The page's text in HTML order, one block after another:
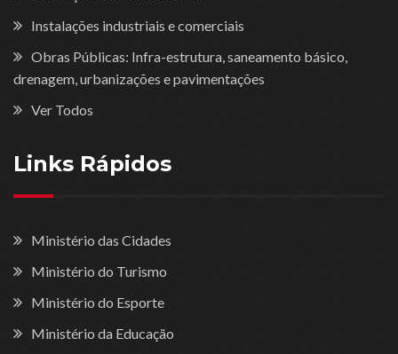
Instalações industriais e comerciais
Obras Públicas: Infra-estrutura, saneamento básico,
drenagem, urbanizações e pavimentações
Ver Todos
Links Rápidos
Ministério das Cidades
Ministério do Turismo
Ministério do Esporte
Ministério da Educação